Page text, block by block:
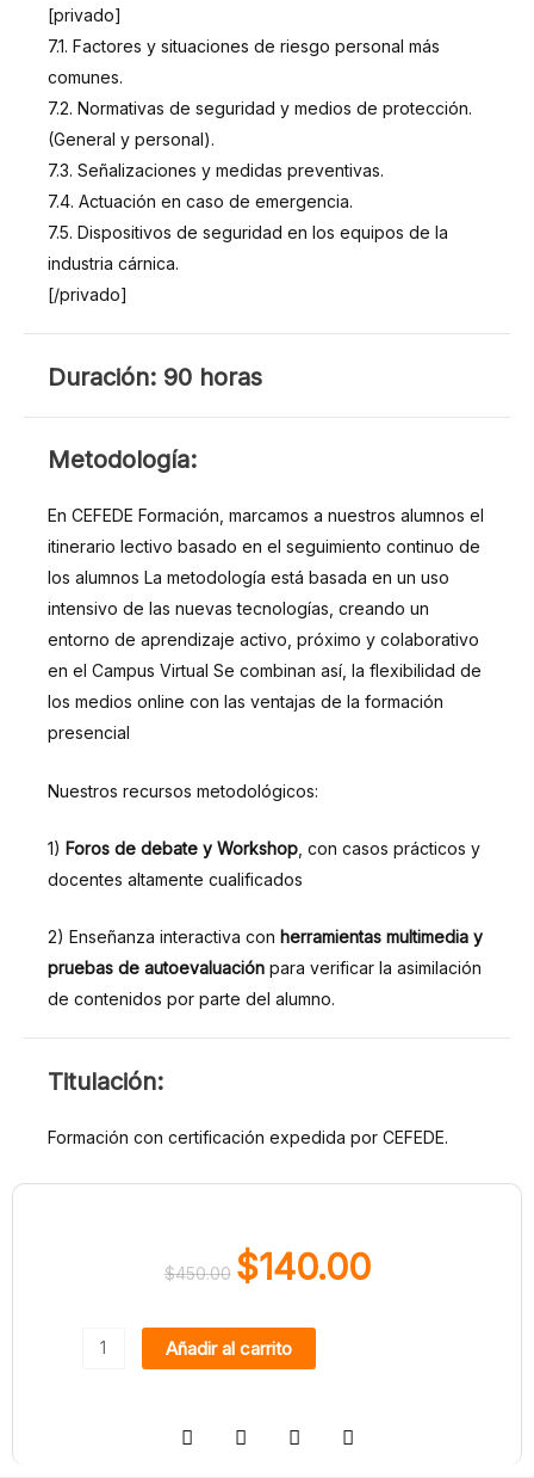
[privado]
7.1. Factores y situaciones de riesgo personal más
comunes.
7.2. Normativas de seguridad y medios de protección.
(General y personal).
7.3. Señalizaciones y medidas preventivas.
7.4. Actuación en caso de emergencia.
7.5. Dispositivos de seguridad en los equipos de la
industria cárnica.
[/privado]
Duración: 90 horas
Metodología:
En CEFEDE Formación, marcamos a nuestros alumnos el
itinerario lectivo basado en el seguimiento continuo de
los alumnos La metodología está basada en un uso
intensivo de las nuevas tecnologías, creando un
entorno de aprendizaje activo, próximo y colaborativo
en el Campus Virtual Se combinan así, la flexibilidad de
los medios online con las ventajas de la formación
presencial
Nuestros recursos metodológicos:
1) Foros de debate y Workshop , con casos prácticos y
docentes altamente cualificados
2) Enseñanza interactiva con herramientas multimedia y
pruebas de autoevaluación para verificar la asimilación
de contenidos por parte del alumno.
Titulación:
Formación con certificación expedida por CEFEDE.
$450.00
El
original
$140.00
Añadir al carrito